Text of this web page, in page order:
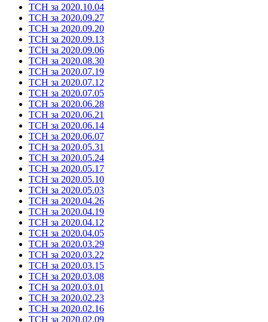
ТСН за 2020.10.04
ТСН за 2020.09.27
ТСН за 2020.09.20
ТСН за 2020.09.13
ТСН за 2020.09.06
ТСН за 2020.08.30
ТСН за 2020.07.19
ТСН за 2020.07.12
ТСН за 2020.07.05
ТСН за 2020.06.28
ТСН за 2020.06.21
ТСН за 2020.06.14
ТСН за 2020.06.07
ТСН за 2020.05.31
ТСН за 2020.05.24
ТСН за 2020.05.17
ТСН за 2020.05.10
ТСН за 2020.05.03
ТСН за 2020.04.26
ТСН за 2020.04.19
ТСН за 2020.04.12
ТСН за 2020.04.05
ТСН за 2020.03.29
ТСН за 2020.03.22
ТСН за 2020.03.15
ТСН за 2020.03.08
ТСН за 2020.03.01
ТСН за 2020.02.23
ТСН за 2020.02.16
ТСН за 2020.02.09